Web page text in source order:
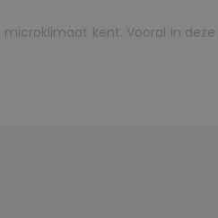
kent. Vooral in